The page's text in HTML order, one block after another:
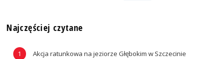
Najczęściej czytane
Akcja ratunkowa na jeziorze Głębokim w Szczecinie